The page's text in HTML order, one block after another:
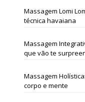
Massagem Lomi
técnica havaiana
Massagem
que vão te
Massagem
corpo e mente